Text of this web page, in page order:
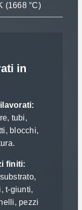
(1668 °C)
in
tubi,
blocchi,
finiti:
t-giunti,
pezzi